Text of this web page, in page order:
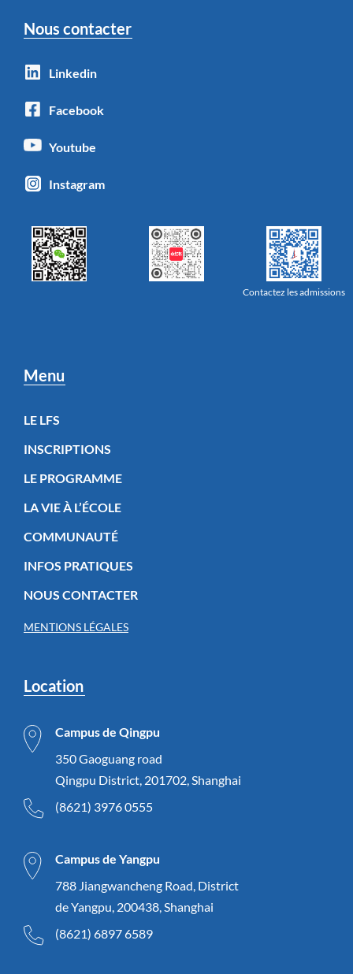
Nous contacter
Linkedin
Facebook
Youtube
Instagram
Contactez les admissions
Menu
LE LFS
INSCRIPTIONS
LE PROGRAMME
LA VIE À L’ÉCOLE
COMMUNAUTÉ
INFOS PRATIQUES
NOUS CONTACTER
MENTIONS LÉGALES
Location
Campus de Qingpu
350 Gaoguang road
Qingpu District, 201702, Shanghai
(8621) 3976 0555
Campus de Yangpu
788 Jiangwancheng Road, District
de Yangpu, 200438, Shanghai
(8621) 6897 6589